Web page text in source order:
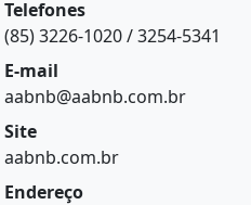
Telefones
(85) 3226-1020 / 3254-5341
E-mail
aabnb@aabnb.com.br
Site
aabnb.com.br
Endereço